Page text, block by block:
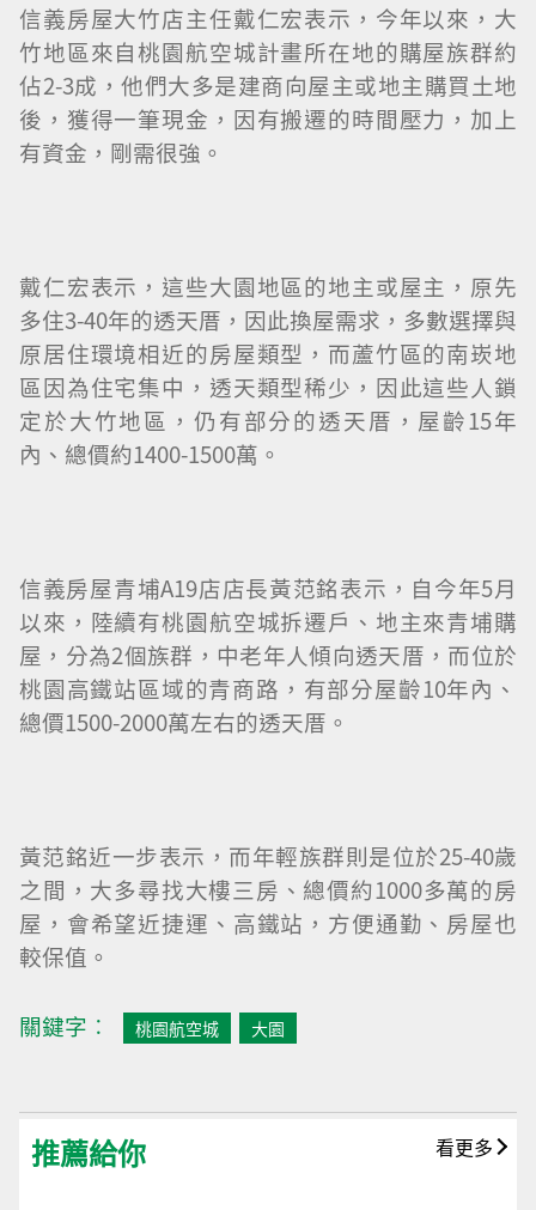
信義房屋大竹店主任戴仁宏表示，今年以來，大
竹地區來自桃園航空城計畫所在地的購屋族群約
佔2-3成，他們大多是建商向屋主或地主購買土地
後，獲得一筆現金，因有搬遷的時間壓力，加上
有資金，剛需很強。
戴仁宏表示，這些大園地區的地主或屋主，原先
多住3-40年的透天厝，因此換屋需求，多數選擇與
原居住環境相近的房屋類型，而蘆竹區的南崁地
區因為住宅集中，透天類型稀少，因此這些人鎖
定於大竹地區，仍有部分的透天厝，屋齡15年
內、總價約1400-1500萬。
信義房屋青埔A19店店長黃范銘表示，自今年5月
以來，陸續有桃園航空城拆遷戶、地主來青埔購
屋，分為2個族群，中老年人傾向透天厝，而位於
桃園高鐵站區域的青商路，有部分屋齡10年內、
總價1500-2000萬左右的透天厝。
黃范銘近一步表示，而年輕族群則是位於25-40歲
之間，大多尋找大樓三房、總價約1000多萬的房
屋，會希望近捷運、高鐵站，方便通勤、房屋也
較保值。
關鍵字︰ 桃園航空城 大園
推薦給你 看更多